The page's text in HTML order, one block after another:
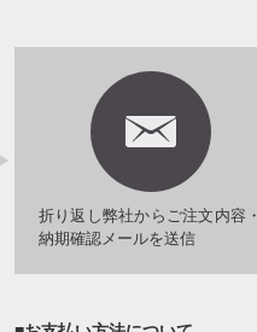
折り返し弊社からご注文内容・
納期確認メールを送信